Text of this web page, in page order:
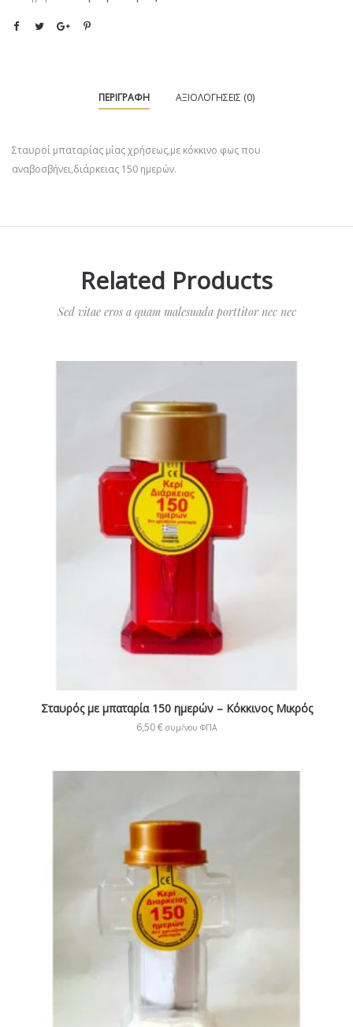
ΠΕΡΙΓΡΑΦΉ ΑΞΙΟΛΟΓΉΣΕΙΣ (0)
Σταυροί μπαταρίας μίας χρήσεως,με κόκκινο φως που
αναβοσβήνει,διάρκειας 150 ημερών.
Related Products
Sed vitae eros a quam malesuada porttitor nec nec
Σταυρός με μπαταρία 150 ημερών – Κόκκινος Μικρός
6,50€ συμ/νου ΦΠΑ